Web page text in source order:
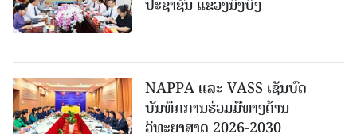
ປະຊາຊົນ ແຂວງນິງບິງ
NAPPA ແລະ VASS ເຊັນບົດ
ບັນທຶກການຮ່ວມມືທາງດ້ານ
ວິທະຍາສາດ 2026-2030